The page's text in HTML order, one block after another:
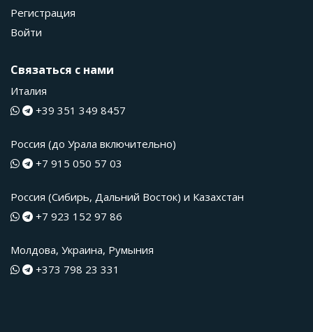
Регистрация
Войти
Связаться с нами
Италия
+39 351 349 8457
Россия (до Урала включительно)
+7 915 050 57 03
Россия (Сибирь, Дальний Восток) и Казахстан
+7 923 152 97 86
Молдова, Украина, Румыния
+373 798 23 331